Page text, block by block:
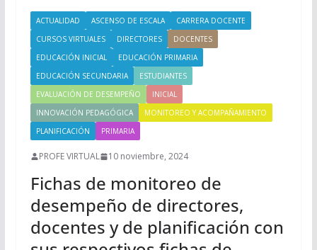
ACTUALIDAD ASCENSO DE ESCALA
CARRERA DOCENTE
CURSOS VIRTUALES
DIRECTORES
DOCENTES
EDUCACIÓN INICIAL
EDUCACIÓN PRIMARIA
EDUCACIÓN SECUNDARIA
ESTUDIANTES
EVALUACIÓN DE DESEMPEÑO
INICIAL
INNOVACIÓN PEDAGÓGICA
MONITOREO Y ACOMPAÑAMIENTO
PLANIFICACIÓN
PRIMARIA
PROFE VIRTUAL 10 noviembre, 2024
Fichas de monitoreo de
desempeño de directores,
docentes y de planificación con